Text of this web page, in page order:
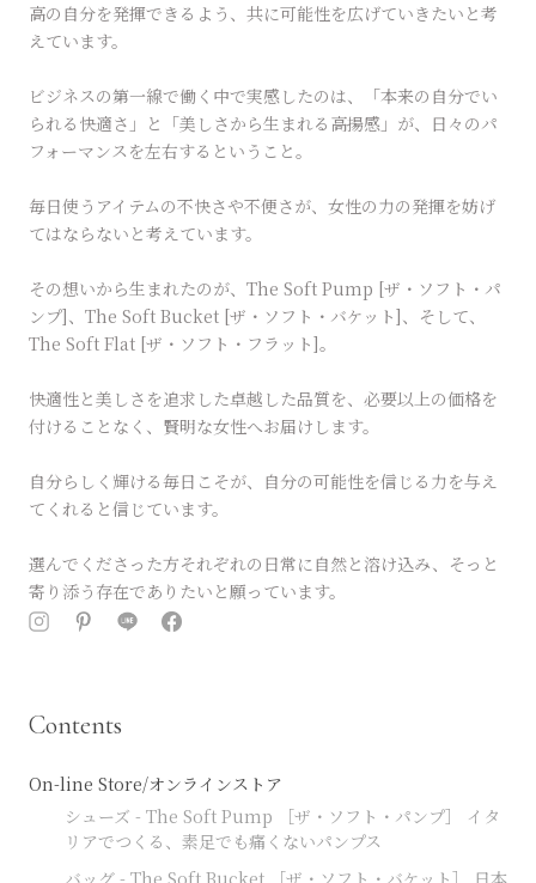
高の自分を発揮できるよう、共に可能性を広げていきたいと考
えています。
ビジネスの第一線で働く中で実感したのは、「本来の自分でい
られる快適さ」と「美しさから生まれる高揚感」が、日々のパ
フォーマンスを左右するということ。
毎日使うアイテムの不快さや不便さが、女性の力の発揮を妨げ
てはならないと考えています。
その想いから生まれたのが、The Soft Pump [ザ・ソフト・パ
ンプ]、The Soft Bucket [ザ・ソフト・バケット]、そして、
The Soft Flat [ザ・ソフト・フラット]。
快適性と美しさを追求した卓越した品質を、必要以上の価格を
付けることなく、賢明な女性へお届けします。
自分らしく輝ける毎日こそが、自分の可能性を信じる力を与え
てくれると信じています。
選んでくださった方それぞれの日常に自然と溶け込み、そっと
寄り添う存在でありたいと願っています。
Contents
On-line Store/オンラインストア
シューズ - The Soft Pump ［ザ・ソフト・パンプ］ イタ
リアでつくる、素足でも痛くないパンプス